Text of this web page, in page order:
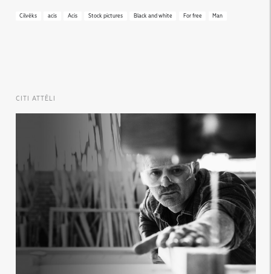
Cilvēks acis Acis Stock pictures Black and white For free Man
CITI ATTĒLI